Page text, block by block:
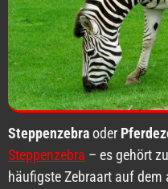
Steppenzebraoder
Steppenzebra – es gehört
häufigste Zebraart auf